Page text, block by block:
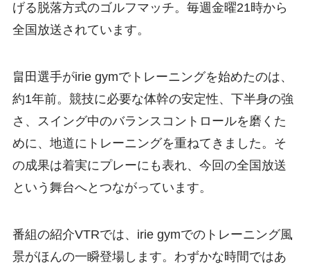
げる脱落方式のゴルフマッチ。毎週金曜21時から
全国放送されています。
畠田選手がirie gymでトレーニングを始めたのは、
約1年前。競技に必要な体幹の安定性、下半身の強
さ、スイング中のバランスコントロールを磨くた
めに、地道にトレーニングを重ねてきました。そ
の成果は着実にプレーにも表れ、今回の全国放送
という舞台へとつながっています。
番組の紹介VTRでは、irie gymでのトレーニング風
景がほんの一瞬登場します。わずかな時間ではあ